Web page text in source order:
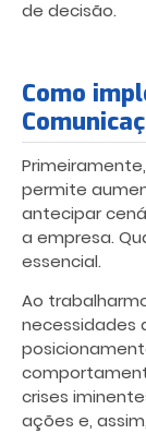
de decisão.
Como
permite
antecipar
a empresa.
essencial.
Ao
necessidades
crises
ações e,